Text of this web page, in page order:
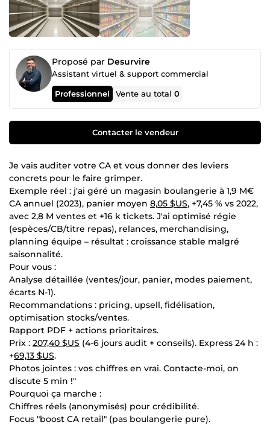
Proposé par Desurvire
Assistant virtuel & support commercial
Professionnel Vente au total0
Contacter le vendeur
Je vais auditer votre CA et vous donner des leviers
concrets pour le faire grimper.
Exemple réel : j'ai géré un magasin boulangerie à 1,9 M€
CA annuel (2023), panier moyen 8,05 $US, +7,45 % vs 2022,
avec 2,8 M ventes et +16 k tickets. J'ai optimisé régie
(espèces/CB/titre repas), relances, merchandising,
planning équipe – résultat : croissance stable malgré
saisonnalité.
Pour vous :
Analyse détaillée (ventes/jour, panier, modes paiement,
écarts N-1).
Recommandations : pricing, upsell, fidélisation,
optimisation stocks/ventes.
Rapport PDF + actions prioritaires.
Prix : 207,40 $US (4-6 jours audit + conseils). Express 24 h :
+69,13 $US.
Photos jointes : vos chiffres en vrai. Contacte-moi, on
discute 5 min !"
Pourquoi ça marche :
Chiffres réels (anonymisés) pour crédibilité.
Focus "boost CA retail" (pas boulangerie pure).